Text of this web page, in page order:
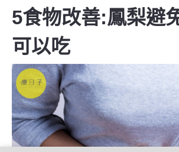
5食物改善:鳳梨避
可以吃